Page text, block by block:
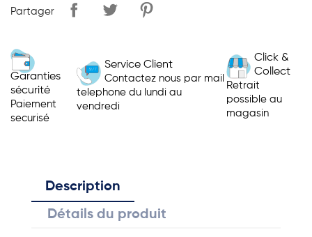
Partager
Garanties
sécurité
Paiement
securisé
Service Client
Contactez nous par mail
telephone du lundi au
vendredi
Click &
Collect
Retrait
possible au
magasin
Description
Détails du produit